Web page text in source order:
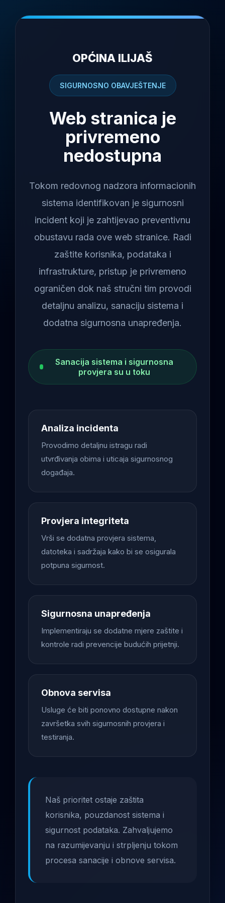
OPĆINA ILIJAŠ
SIGURNOSNO OBAVJEŠTENJE
Web stranica je
privremeno
nedostupna
Tokom redovnog nadzora informacionih
sistema identifikovan je sigurnosni
incident koji je zahtijevao preventivnu
obustavu rada ove web stranice. Radi
zaštite korisnika, podataka i
infrastrukture, pristup je privremeno
ograničen dok naš stručni tim provodi
detaljnu analizu, sanaciju sistema i
dodatna sigurnosna unapređenja.
Sanacija sistema i sigurnosna
provjera su u toku
Analiza incidenta
Provodimo detaljnu istragu radi
utvrđivanja obima i uticaja sigurnosnog
događaja.
Provjera integriteta
Vrši se dodatna provjera sistema,
datoteka i sadržaja kako bi se osigurala
potpuna sigurnost.
Sigurnosna unapređenja
Implementiraju se dodatne mjere zaštite i
kontrole radi prevencije budućih prijetnji.
Obnova servisa
Usluge će biti ponovno dostupne nakon
završetka svih sigurnosnih provjera i
testiranja.
Naš prioritet ostaje zaštita
korisnika, pouzdanost sistema i
sigurnost podataka. Zahvaljujemo
na razumijevanju i strpljenju tokom
procesa sanacije i obnove servisa.